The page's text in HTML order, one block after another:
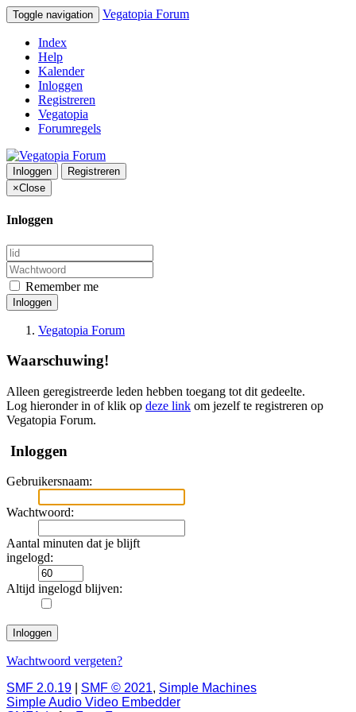
Toggle navigation Vegatopia Forum
Index
Help
Kalender
Inloggen
Registreren
Vegatopia
Forumregels
Inloggen
Registreren
×Close
Inloggen
Remember me
Inloggen
Vegatopia Forum
Waarschuwing!
Alleen geregistreerde leden hebben toegang tot dit gedeelte.
Log hieronder in of klik op deze link om jezelf te registreren op
Vegatopia Forum.
Inloggen
Gebruikersnaam:
Wachtwoord:
Aantal minuten dat je blijft
ingelogd:
Altijd ingelogd blijven:
Wachtwoord vergeten?
SMF 2.0.19
SMF © 2021, Simple Machines
Simple Audio Video Embedder